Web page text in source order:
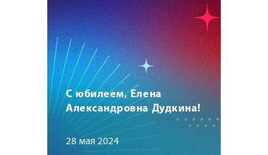
С юбилеем, Елена
Александровна Дудкина!
28 мая 2024